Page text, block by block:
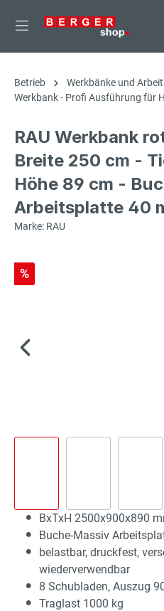
springen
Betrieb
Werkbänke und
Werkbank - Profi Ausführung für
RAU Werkbank
Breite 250 cm -
Höhe 89 cm -
Arbeitsplatte 40
Marke: RAU
%
BxTxH 2500x900x890
Buche-Massiv
belastbar, druckfest,
wiederverwendbar
8 Schubladen, Auszug
Traglast 1000 kg